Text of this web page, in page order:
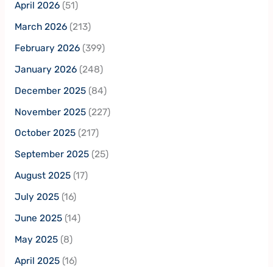
April 2026(51)
March 2026(213)
February 2026(399)
January 2026(248)
December 2025(84)
November 2025(227)
October 2025(217)
September 2025(25)
August 2025(17)
July 2025(16)
June 2025(14)
May 2025(8)
April 2025(16)